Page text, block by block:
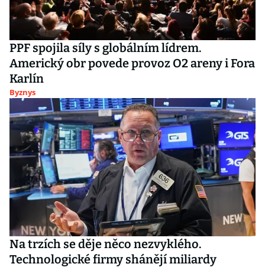
PPF spojila síly s globálním lídrem.
Americký obr povede provoz O2 areny i Fora
Karlín
Byznys
Na trzích se děje něco nezvyklého.
Technologické firmy shánějí miliardy